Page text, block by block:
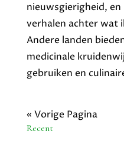
nieuwsgierigheid,
verhalen achter wat
Andere landen
medicinale
gebruiken en
« Vorige Pagina
Recent